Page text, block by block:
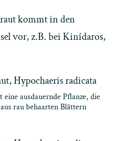
kommt in den
vor, z.B. bei Kinídaros,
ausdauernde Pflanze, die
rau behaarten Blättern